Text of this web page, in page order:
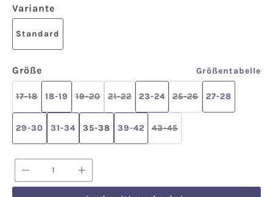
Variante
Standard
Größe Größentabelle
17-18 18-19 19-20 21-22 23-24 25-26 27-28
29-30 31-34 35-38 39-42 43-45
Produkt Anzahl: Gib den